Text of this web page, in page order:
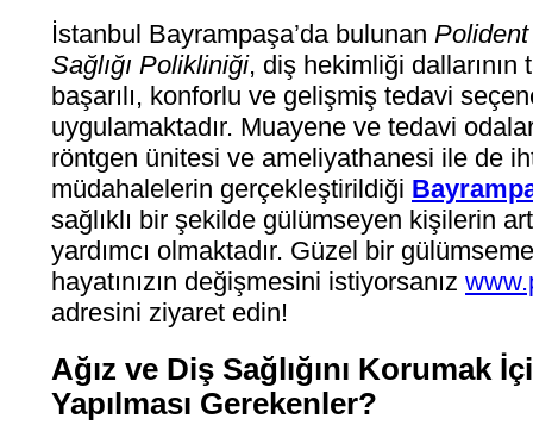
İstanbul Bayrampaşa’da bulunan Polident
Sağlığı Polikliniği, diş hekimliği dallarının
başarılı, konforlu ve gelişmiş tedavi
uygulamaktadır. Muayene ve tedavi
röntgen ünitesi ve ameliyathanesi ile de
müdahalelerin gerçekleştirildiği
sağlıklı bir şekilde gülümseyen kişilerin
yardımcı olmaktadır. Güzel bir
hayatınızın değişmesini istiyorsanız
adresini ziyaret edin!
Ağız ve Diş Sağlığını Korumak
Yapılması Gerekenler?